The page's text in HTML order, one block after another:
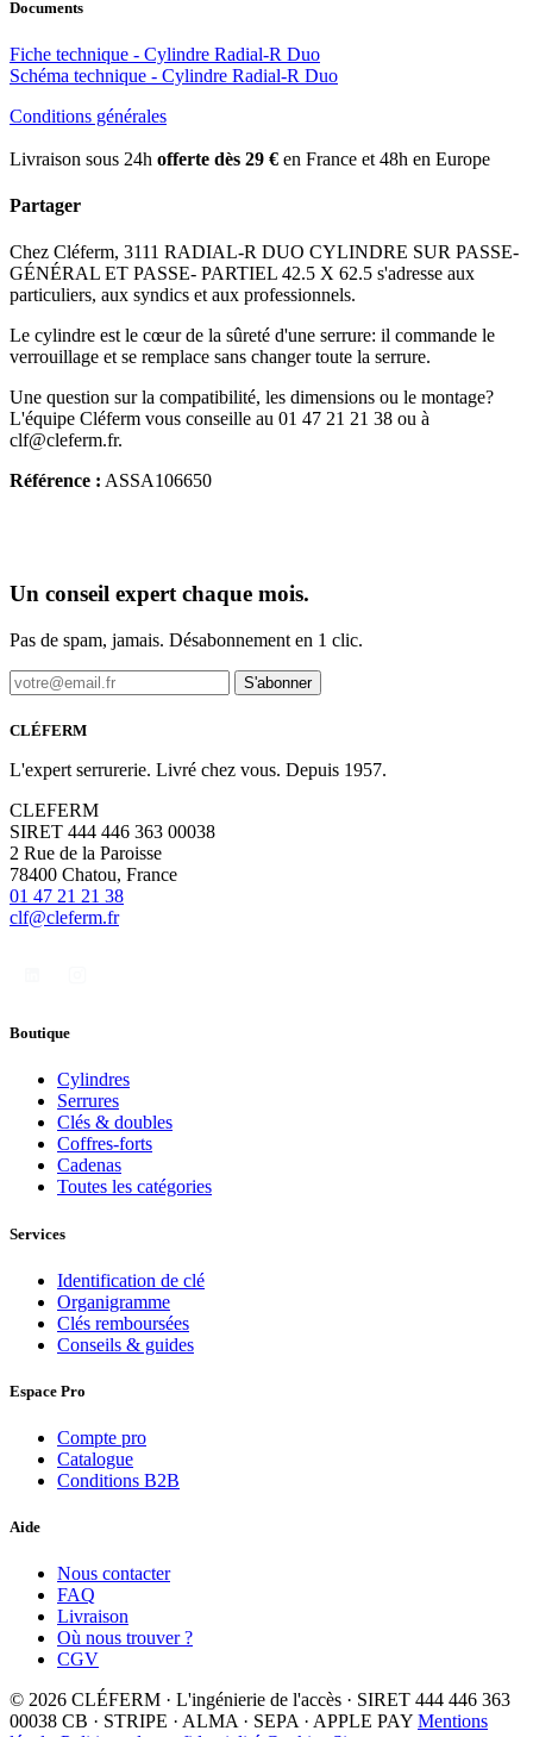
Documents
Fiche technique - Cylindre Radial-R Duo
Schéma technique - Cylindre Radial-R Duo
Conditions générales
Livraison sous 24h offerte dès 29 € en France et 48h en Europe
Partager
Chez Cléferm, 3111 RADIAL-R DUO CYLINDRE SUR PASSE-
GÉNÉRAL ET PASSE- PARTIEL 42.5 X 62.5 s'adresse aux
particuliers, aux syndics et aux professionnels.
Le cylindre est le cœur de la sûreté d'une serrure: il commande le
verrouillage et se remplace sans changer toute la serrure.
Une question sur la compatibilité, les dimensions ou le montage?
L'équipe Cléferm vous conseille au 01 47 21 21 38 ou à
clf@cleferm.fr.
Référence : ASSA106650
Un conseil expert chaque mois.
Pas de spam, jamais. Désabonnement en 1 clic.
S'abonner
CLÉFERM
L'expert serrurerie. Livré chez vous. Depuis 1957.
CLEFERM
SIRET 444 446 363 00038
2 Rue de la Paroisse
78400 Chatou, France
01 47 21 21 38
clf@cleferm.fr
Boutique
Cylindres
Serrures
Clés & doubles
Coffres-forts
Cadenas
Toutes les catégories
Services
Identification de clé
Organigramme
Clés remboursées
Conseils & guides
Espace Pro
Compte pro
Catalogue
Conditions B2B
Aide
Nous contacter
FAQ
Livraison
Où nous trouver ?
CGV
© 2026 CLÉFERM · L'ingénierie de l'accès · SIRET 444 446 363
00038 CB · STRIPE · ALMA · SEPA · APPLE PAY Mentions